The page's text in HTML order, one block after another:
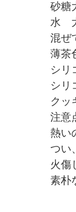
砂糖
水　
混ぜ
薄茶
シリ
シリ
クッ
注意
熱い
つい
火傷
素朴